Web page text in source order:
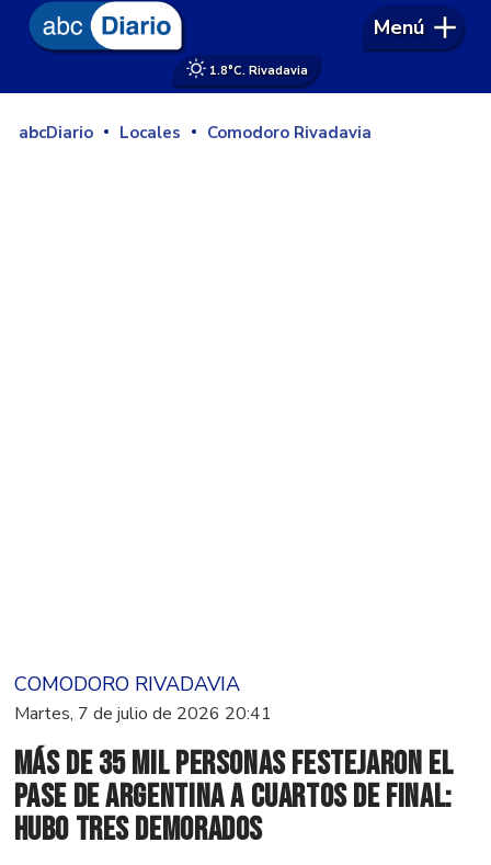
1.8°C. Rivadavia
Menú
abcDiario Locales Comodoro Rivadavia
COMODORO RIVADAVIA
Martes, 7 de julio de 2026 20:41
Más de 35 mil personas festejaron el
pase de Argentina a cuartos de final:
hubo tres demorados